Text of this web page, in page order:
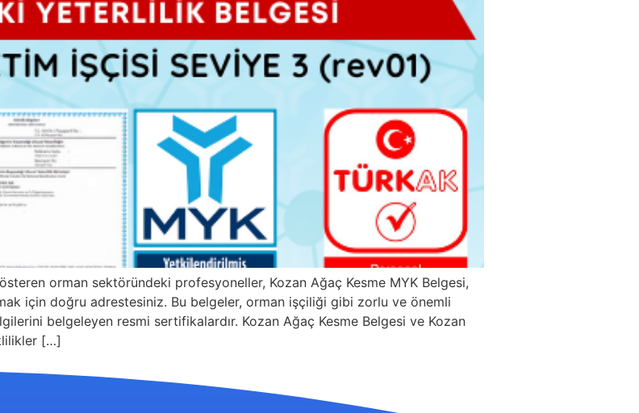
orman sektöründeki profesyoneller, Kozan Ağaç Kesme MYK Belgesi,
için doğru adrestesiniz. Bu belgeler, orman işçiliği gibi zorlu ve önemli
belgeleyen resmi sertifikalardır. Kozan Ağaç Kesme Belgesi ve Kozan
[…]